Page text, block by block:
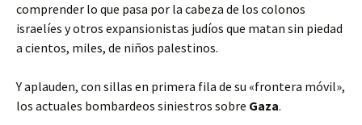
comprender lo que pasa por la cabeza de los colonos
israelíes y otros expansionistas judíos que matan sin piedad
a cientos, miles, de niños palestinos.
Y aplauden, con sillas en primera fila de su «frontera móvil»,
los actuales bombardeos siniestros sobre Gaza.